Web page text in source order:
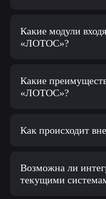
Какие модули
«ЛОТОС»?
Какие
«ЛОТОС»?
Как происходит
Возможна ли
текущими
Согласие наобработку
данных